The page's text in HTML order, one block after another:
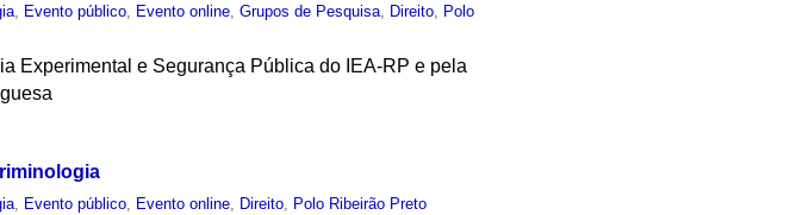
Evento público Evento online ,Grupos de Pesquisa Direito
Polo
Experimental e Segurança Pública do IEA-RP e pela
Evento público Evento online Direito Polo Ribeirão Preto